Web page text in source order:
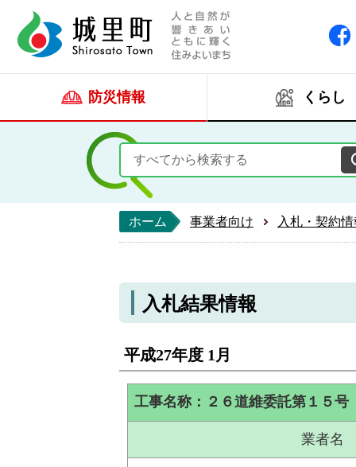
防災情報 くらし
ホーム 事業者向け 入札・契約
入札結果情報
平成27年度 1月
工事名称：２６道維委託第１５
業者名